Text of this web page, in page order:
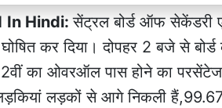
In Hindi:सेंट्रल बोर्ड ऑफ सेकेंडरी
कर दिया। दोपहर 2 बजे से
का ओवरऑल पास होने का
लड़कों से आगे निकली